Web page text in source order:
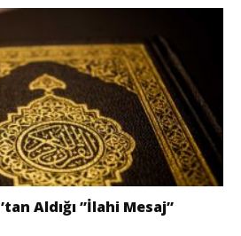
Aldığı ”İlahi Mesaj”